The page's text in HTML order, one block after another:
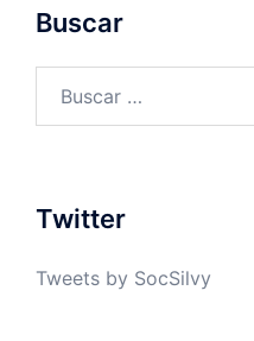
Buscar
Twitter
Tweets by SocSilvy